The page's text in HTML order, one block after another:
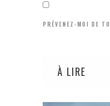
PRÉVENEZ-MOI DE
À LIRE